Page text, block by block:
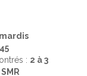
: 2 à 3